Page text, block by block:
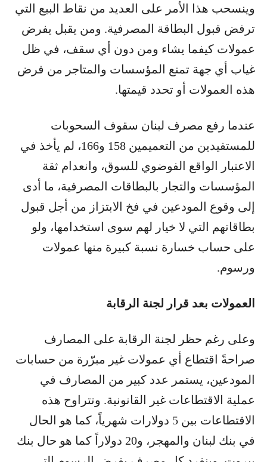
وينسحب هذا الأمر على العديد من نقاط البيع التي
ترفض قبول البطاقة المصرفية. ومن يقبل يفرض
عمولات كيفما يشاء ومن دون أي سقف، في ظل
غياب أي جهة تمنع المؤسسات والمتاجر من فرض
هذه العمولات أو تحدد قيمتها.
عندما رفع مصرف لبنان سقوف السحوبات
للمستفيدين من التعميمين 158 و166، لم يأخذ في
الاعتبار الواقع الفوضوي للسوق، وانعدام ثقة
المؤسسات والتجار بالبطاقات المصرفية، ما أدى
إلى وقوع المودعين في فخ الابتزاز من أجل قبول
بطاقاتهم التي لا خيار لهم سوى استخدامها، ولو
على حساب خسارة نسبة كبيرة منها عمولات
ورسوم.
العمولات بعد قرار لجنة الرقابة
وعلى رغم حظر لجنة الرقابة على المصارف
صراحةً اقتطاع أي عمولات غير مبرّرة من حسابات
المودعين، يستمر عدد كبير من المصارف في
عملية الاقتطاعات غير القانونية. وتتراوح هذه
الاقتطاعات بين 5 دولارات شهرياً، كما هو الحال
في بنك لبنان والمهجر، و20 دولاراً كما هو حال بنك